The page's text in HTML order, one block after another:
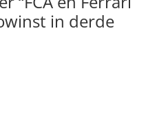
in derde